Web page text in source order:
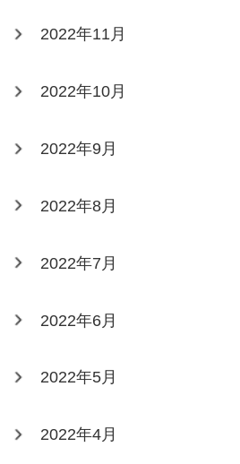
2022年11月
2022年10月
2022年9月
2022年8月
2022年7月
2022年6月
2022年5月
2022年4月